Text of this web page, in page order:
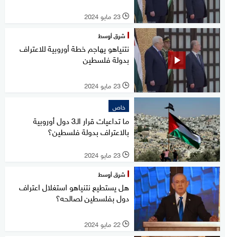
l 23 مايو 2024
شرق أوسط
نتنياهو يهاجم خطة أوروبية للاعتراف
بدولة فلسطين
l 23 مايو 2024
خاص
ما تداعيات قرار الـ3 دول أوروبية
بالاعتراف بدولة فلسطين؟
l 23 مايو 2024
شرق أوسط
هل يستطيع نتنياهو استغلال اعتراف
دول بفلسطين لصالحه؟
l 22 مايو 2024